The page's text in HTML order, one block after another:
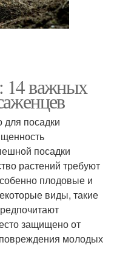
14 важных
посадки
посадки
растений требуют
плодовые и
виды, такие
защищено от
молодых